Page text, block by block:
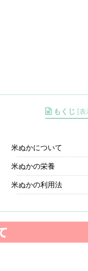
もくじ [表
米ぬかについて
米ぬかの栄養
米ぬかの利用法